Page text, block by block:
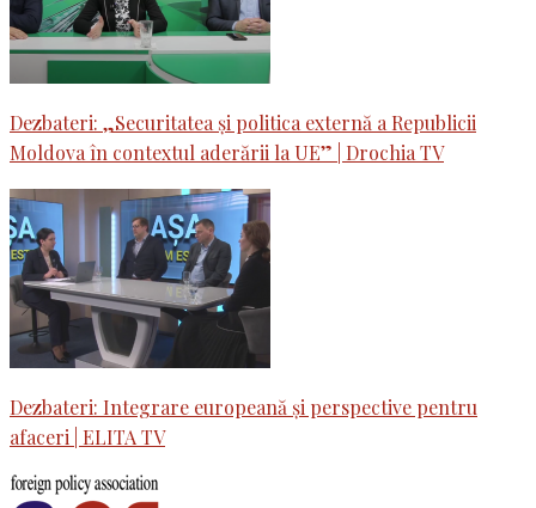
Dezbateri: „Securitatea și politica externă a Republicii
Moldova în contextul aderării la UE” | Drochia TV
Dezbateri: Integrare europeană și perspective pentru
afaceri | ELITA TV